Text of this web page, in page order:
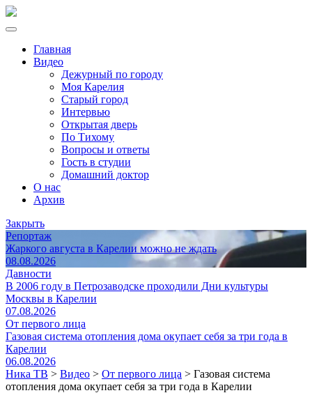
Главная
Видео
Дежурный по городу
Моя Карелия
Старый город
Интервью
Открытая дверь
По Тихому
Вопросы и ответы
Гость в студии
Домашний доктор
О нас
Архив
Закрыть
Репортаж
Жаркого августа в Карелии можно не ждать
08.08.2026
Давности
В 2006 году в Петрозаводске проходили Дни культуры
Москвы в Карелии
07.08.2026
От первого лица
Газовая система отопления дома окупает себя за три года в
Карелии
06.08.2026
Ника ТВ > Видео > От первого лица > Газовая система
отопления дома окупает себя за три года в Карелии